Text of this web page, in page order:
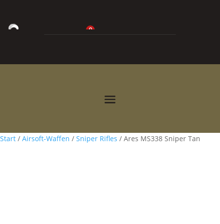
0
Start / Airsoft-Waffen / Sniper Rifles / Ares MS338 Sniper Tan